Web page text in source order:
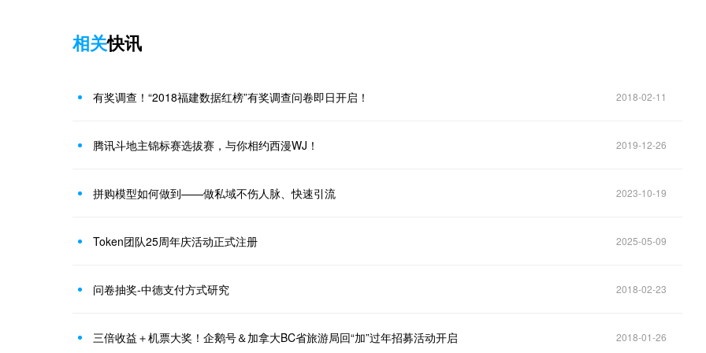
相关快讯
有奖调查！“2018福建数据红榜”有奖调查问卷即日开启！ 2018-02-11
腾讯斗地主锦标赛选拔赛，与你相约西漫WJ！ 2019-12-26
拼购模型如何做到——做私域不伤人脉、快速引流 2023-10-19
Token团队25周年庆活动正式注册 2025-05-09
问卷抽奖-中德支付方式研究 2018-02-23
三倍收益＋机票大奖！企鹅号＆加拿大BC省旅游局回“加”过年招募活动开启 2018-01-26